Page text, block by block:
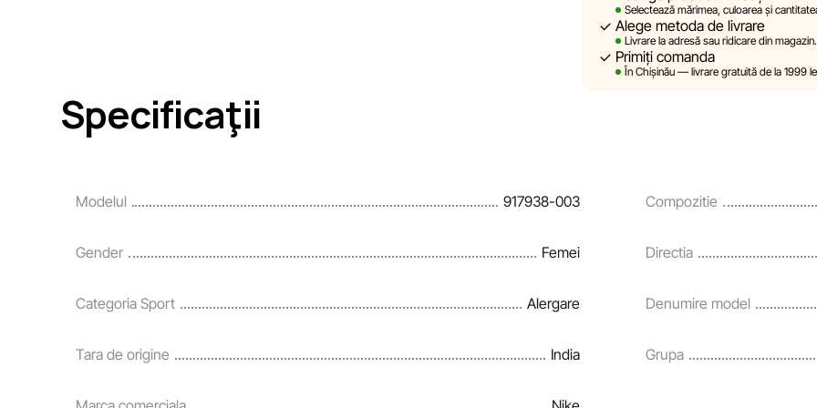
Sportlandia își rezervă dreptul de a
prealabilă, descrierile,
site sunt simulate și au un caracter
și corecta prompt eventualele erori
Selectează mărimea, culoarea și
Alege metoda de livrare
Livrare la adresă sau ridicare din magazin.
Primiți comanda
În Chișinău — livrare gratuită de la 1999
Specificaţii
Modelul 917938-003 Compozitie
Gender Femei Directia
Categoria Sport Alergare Denumire model
Tara de origine India Grupa